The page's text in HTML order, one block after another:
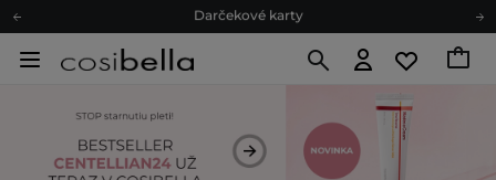
Ekologické balenie
Odmeňovací program
Ekologické balenie